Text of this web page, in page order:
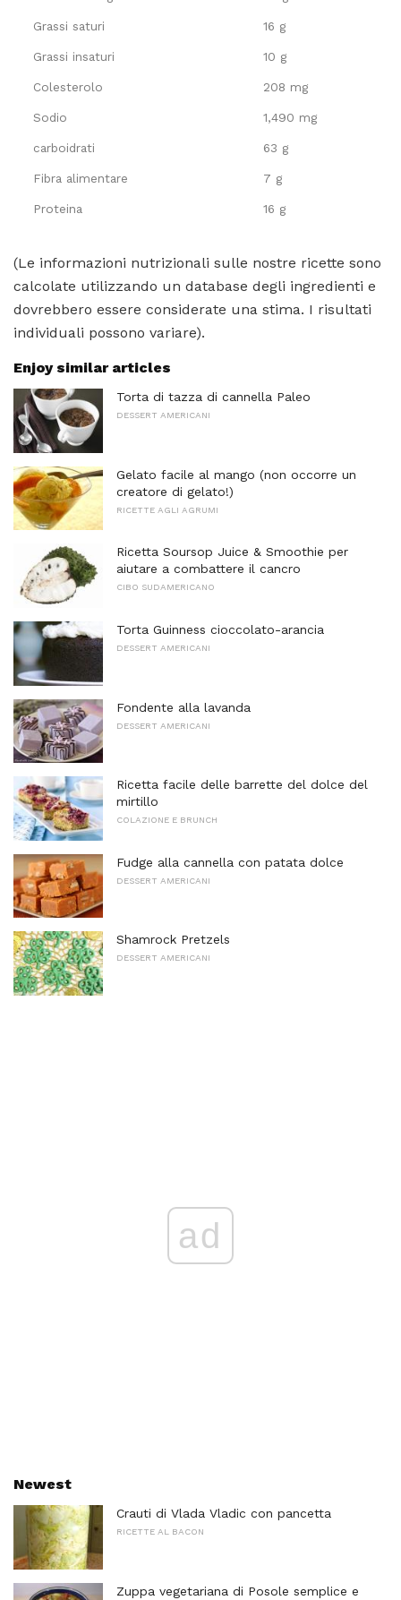
Grassi saturi 16 g
Grassi insaturi 10 g
Colesterolo 208 mg
Sodio 1,490 mg
carboidrati 63 g
Fibra alimentare 7 g
Proteina 16 g
(Le informazioni nutrizionali sulle nostre ricette sono
calcolate utilizzando un database degli ingredienti e
dovrebbero essere considerate una stima. I risultati
individuali possono variare).
Enjoy similar articles
Torta di tazza di cannella Paleo
DESSERT AMERICANI
Gelato facile al mango (non occorre un
creatore di gelato!)
RICETTE AGLI AGRUMI
Ricetta Soursop Juice & Smoothie per
aiutare a combattere il cancro
CIBO SUDAMERICANO
Torta Guinness cioccolato-arancia
DESSERT AMERICANI
Fondente alla lavanda
DESSERT AMERICANI
Ricetta facile delle barrette del dolce del
mirtillo
COLAZIONE E BRUNCH
Fudge alla cannella con patata dolce
DESSERT AMERICANI
Shamrock Pretzels
DESSERT AMERICANI
ad
Newest
Crauti di Vlada Vladic con pancetta
RICETTE AL BACON
Zuppa vegetariana di Posole semplice e